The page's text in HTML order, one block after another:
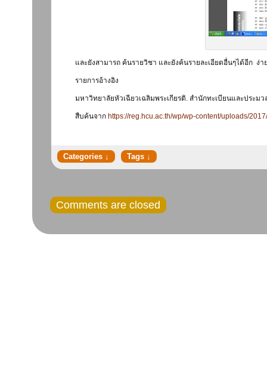
และยังสามารถ ค้นรายวิชา และยังค้นรายละเอียดอื่นๆได้อีก ง่า
รายการอ้างอิง
มหาวิทยาลัยหัวเฉียวเฉลิมพระเกียรติ. สำนักทะเบียนและประมว
สืบค้นจาก https://reg.hcu.ac.th/wp/wp-content/uploads/
Comments are closed